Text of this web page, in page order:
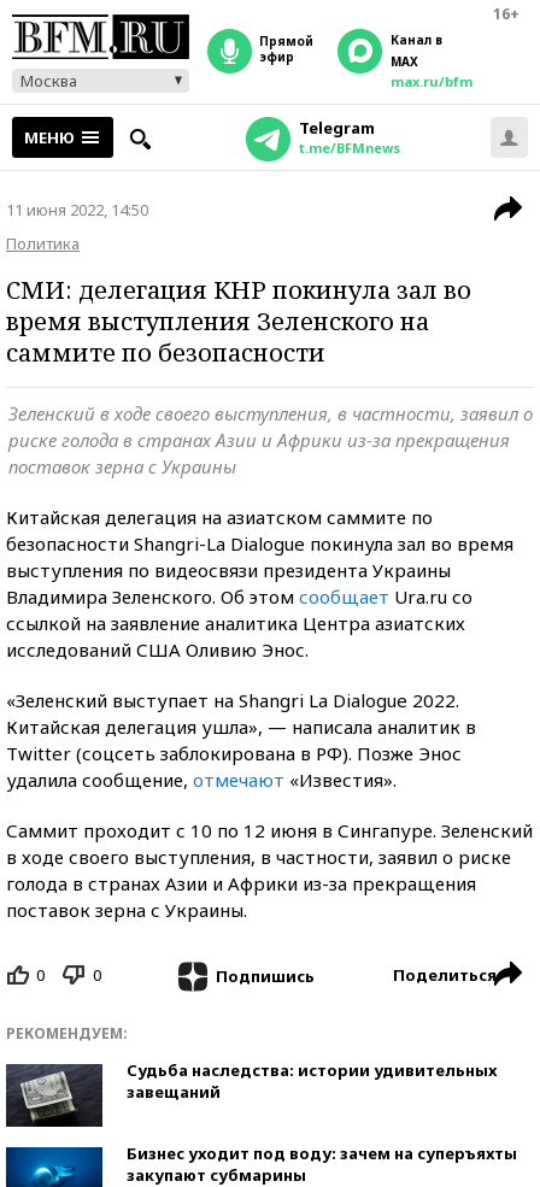
16+
Москва
прямой
эфир
Канал в
MAX
max.ru/bfm
МЕНЮ Telegram
t.me/BFMnews
11 июня 2022, 14:50
Политика
СМИ: делегация КНР покинула зал во
время выступления Зеленского на
саммите по безопасности
Зеленский в ходе своего выступления, в частности, заявил о
риске голода в странах Азии и Африки из-за прекращения
поставок зерна с Украины
Китайская делегация на азиатском саммите по
безопасности Shangri-La Dialogue покинула зал во время
выступления по видеосвязи президента Украины
Владимира Зеленского. Об этом сообщает Ura.ru со
ссылкой на заявление аналитика Центра азиатских
исследований США Оливию Энос.
«Зеленский выступает на Shangri La Dialogue 2022.
Китайская делегация ушла», — написала аналитик в
Twitter (соцсеть заблокирована в РФ). Позже Энос
удалила сообщение, отмечают «Известия».
Саммит проходит с 10 по 12 июня в Сингапуре. Зеленский
в ходе своего выступления, в частности, заявил о риске
голода в странах Азии и Африки из-за прекращения
поставок зерна с Украины.
0 0 Подпишись Поделиться
РЕКОМЕНДУЕМ:
Судьба наследства: истории удивительных
завещаний
Бизнес уходит под воду: зачем на суперъяхты
закупают субмарины